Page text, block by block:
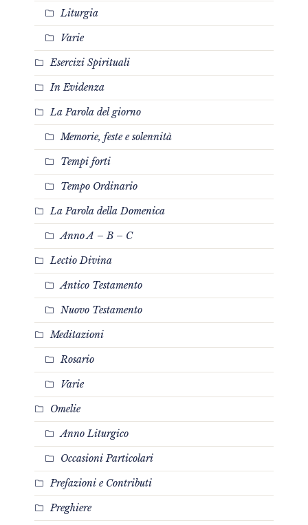
Liturgia
Varie
Esercizi Spirituali
In Evidenza
La Parola del giorno
Memorie, feste e solennità
Tempi forti
Tempo Ordinario
La Parola della Domenica
Anno A – B – C
Lectio Divina
Antico Testamento
Nuovo Testamento
Meditazioni
Rosario
Varie
Omelie
Anno Liturgico
Occasioni Particolari
Prefazioni e Contributi
Preghiere